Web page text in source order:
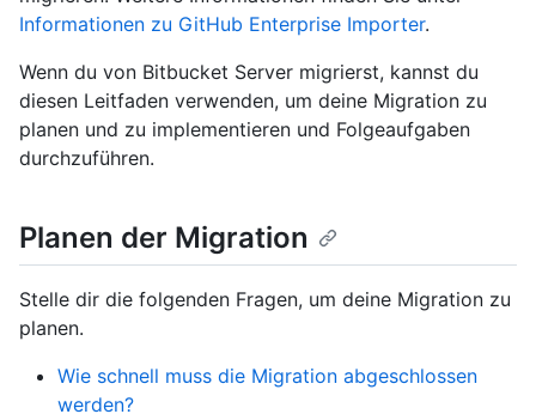
Informationen zu GitHub Enterprise Importer.
Wenn du von Bitbucket Server migrierst, kannst du
diesen Leitfaden verwenden, um deine Migration zu
planen und zu implementieren und Folgeaufgaben
durchzuführen.
Planen der Migration
Stelle dir die folgenden Fragen, um deine Migration zu
planen.
Wie schnell muss die Migration abgeschlossen
werden?